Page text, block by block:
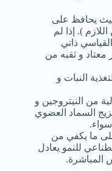
يحافظ على
). إذا لم
ذاتي
و ثقبه من
النبات و
من النيتروجين و
السماد العضوي
سواء.
ما يكفي من
للنمو يعادل